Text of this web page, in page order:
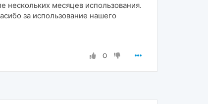
нескольких месяцев использования.
за использование нашего
0